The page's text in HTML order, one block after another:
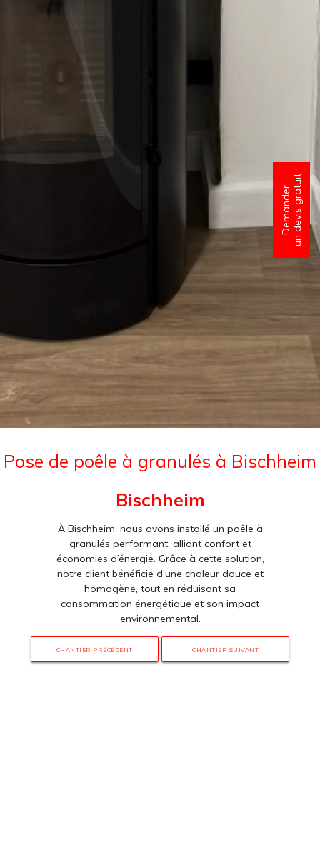
Demanderun devis gratuit
Pose de poêle à granulés à Bischheim
Bischheim
À Bischheim, nous avons installé un poêle à
granulés performant, alliant confort et
économies d’énergie. Grâce à cette solution,
notre client bénéficie d’une chaleur douce et
homogène, tout en réduisant sa
consommation énergétique et son impact
environnemental.
CHANTIER PRÉCÉDENT CHANTIER SUIVANT